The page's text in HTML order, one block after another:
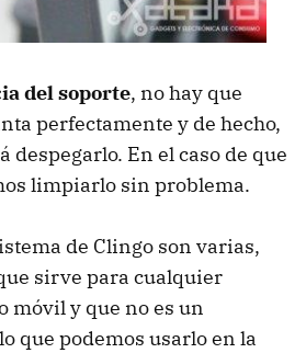
del soporte, no hay que
perfectamente y de hecho,
despegarlo. En el caso de que
limpiarlo sin problema.
de Clingo son varias,
sirve para cualquier
móvil y que no es un
que podemos usarlo en la